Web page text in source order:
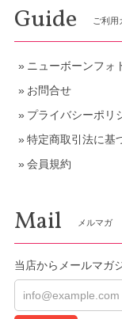
Guide ご利用
ニューボーンフ
お問合せ
プライバシーポリ
特定商取引法に基
会員規約
Mail メルマガ
当店からメールマガ